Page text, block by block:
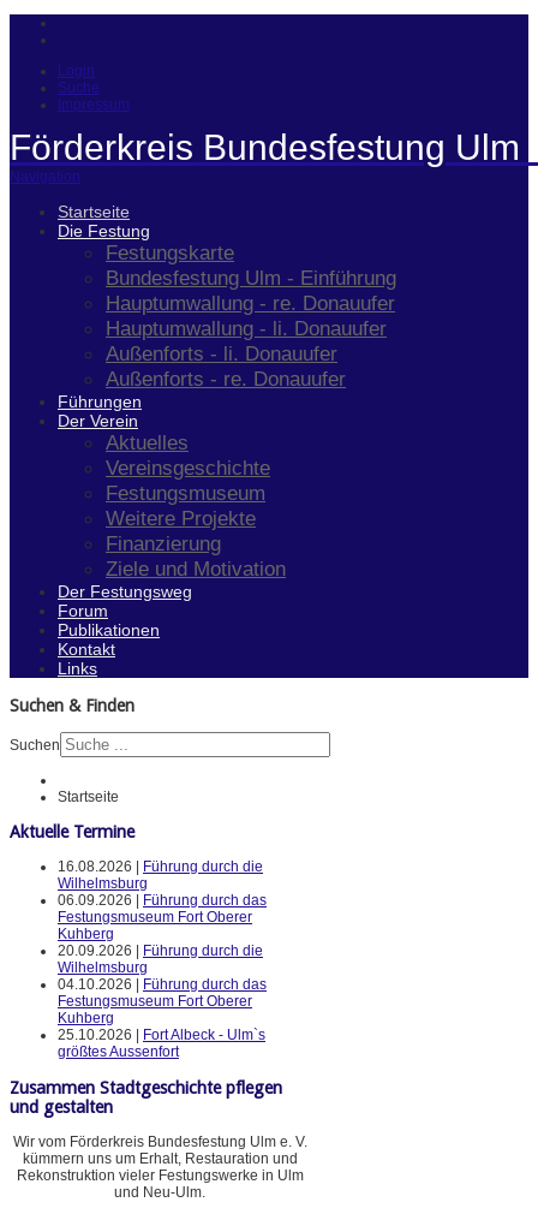
Login
Suche
Impressum
Förderkreis Bundesfestung Ulm
Navigation
Startseite
Die Festung
Festungskarte
Bundesfestung Ulm - Einführung
Hauptumwallung - re. Donauufer
Hauptumwallung - li. Donauufer
Außenforts - li. Donauufer
Außenforts - re. Donauufer
Führungen
Der Verein
Aktuelles
Vereinsgeschichte
Festungsmuseum
Weitere Projekte
Finanzierung
Ziele und Motivation
Der Festungsweg
Forum
Publikationen
Kontakt
Links
Suchen & Finden
Suchen
Startseite
Aktuelle Termine
16.08.2026 |
Führung durch die
Wilhelmsburg
06.09.2026 |
Führung durch das
Festungsmuseum Fort Oberer
Kuhberg
20.09.2026 |
Führung durch die
Wilhelmsburg
04.10.2026 |
Führung durch das
Festungsmuseum Fort Oberer
Kuhberg
25.10.2026 |
Fort Albeck - Ulm`s
größtes Aussenfort
Zusammen Stadtgeschichte pflegen
und gestalten
Wir vom Förderkreis Bundesfestung Ulm e. V.
kümmern uns um Erhalt, Restauration und
Rekonstruktion vieler Festungswerke in Ulm
und Neu-Ulm.